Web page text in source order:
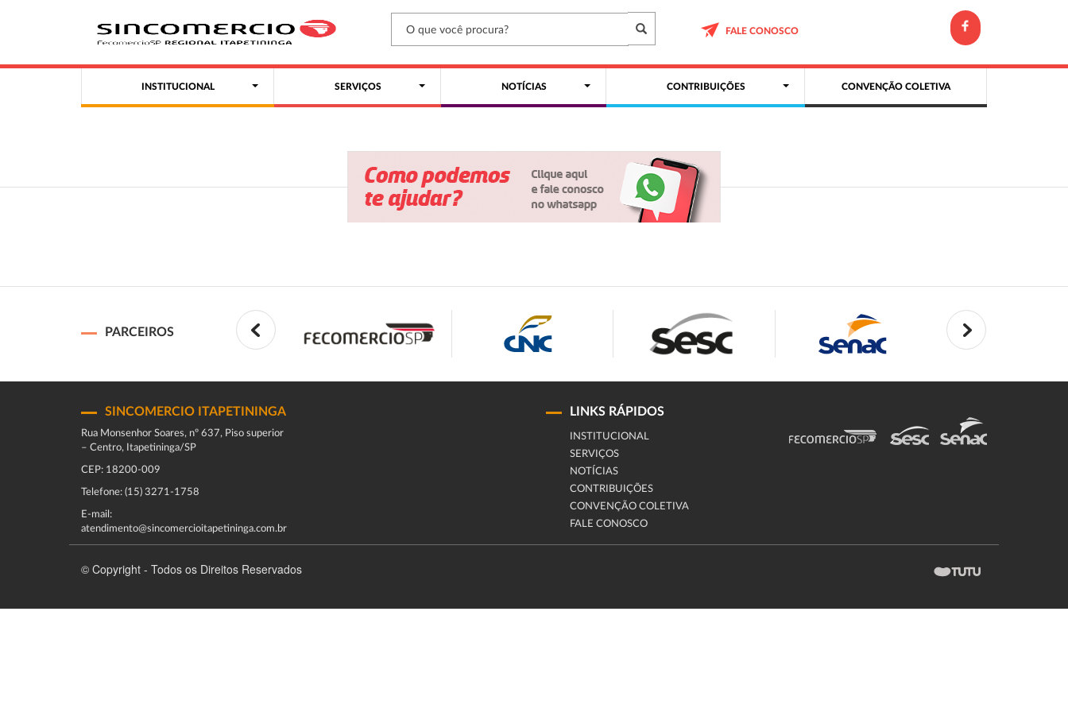
FALE CONOSCO
INSTITUCIONAL SERVIÇOS NOTÍCIAS CONTRIBUIÇÕES CONVENÇÃO COLETIVA
PARCEIROS
SINCOMERCIO ITAPETININGA
Rua Monsenhor Soares, nº 637, Piso superior
– Centro, Itapetininga/SP
CEP: 18200-009
Telefone: (15) 3271-1758
E-mail:
atendimento@sincomercioitapetininga.com.br
LINKS RÁPIDOS
INSTITUCIONAL
SERVIÇOS
NOTÍCIAS
CONTRIBUIÇÕES
CONVENÇÃO COLETIVA
FALE CONOSCO
© Copyright - Todos os Direitos Reservados